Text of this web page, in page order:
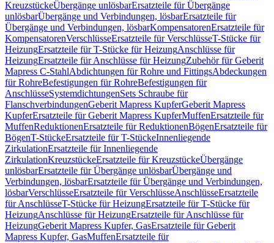
KreuzstückeÜbergänge unlösbarErsatzteile für Übergänge
unlösbarÜbergänge und Verbindungen, lösbarErsatzteile für
Übergänge und Verbindungen, lösbarKompensatorenErsatzteile für
KompensatorenVerschlüsseErsatzteile für VerschlüsseT-Stücke für
HeizungErsatzteile für T-Stücke für HeizungAnschlüsse für
HeizungErsatzteile für Anschlüsse für HeizungZubehör für Geberit
Mapress C-StahlAbdichtungen für Rohre und FittingsAbdeckungen
für RohreBefestigungen für RohreBefestigungen für
AnschlüsseSystemdichtungenSets Schraube für
FlanschverbindungenGeberit Mapress KupferGeberit Mapress
KupferErsatzteile für Geberit Mapress KupferMuffenErsatzteile für
MuffenReduktionenErsatzteile für ReduktionenBögenErsatzteile für
BögenT-StückeErsatzteile für T-StückeInnenliegende
ZirkulationErsatzteile für Innenliegende
ZirkulationKreuzstückeErsatzteile für KreuzstückeÜbergänge
unlösbarErsatzteile für Übergänge unlösbarÜbergänge und
Verbindungen, lösbarErsatzteile für Übergänge und Verbindungen,
lösbarVerschlüsseErsatzteile für VerschlüsseAnschlüsseErsatzteile
für AnschlüsseT-Stücke für HeizungErsatzteile für T-Stücke für
HeizungAnschlüsse für HeizungErsatzteile für Anschlüsse für
HeizungGeberit Mapress Kupfer, GasErsatzteile für Geberit
Mapress Kupfer, GasMuffenErsatzteile für